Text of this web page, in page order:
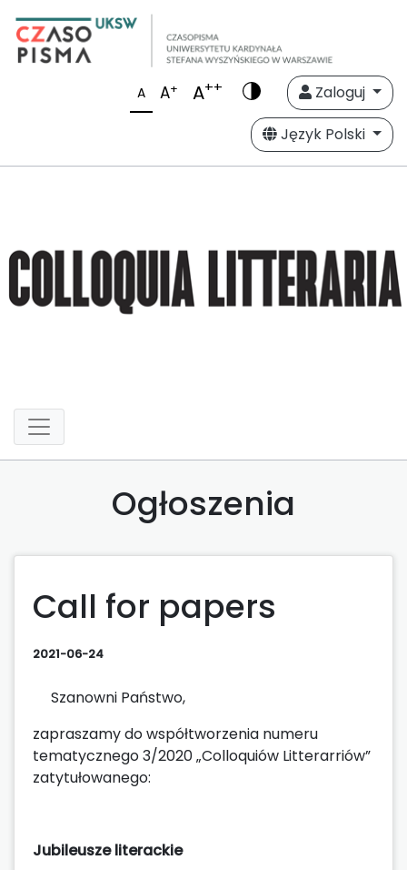
A A+ A++
Zaloguj
Język Polski
Ogłoszenia
Call for papers
2021-06-24
Szanowni Państwo,
zapraszamy do współtworzenia numeru
tematycznego 3/2020 „Colloquiów Litterarriów”
zatytułowanego:
Jubileusze literackie